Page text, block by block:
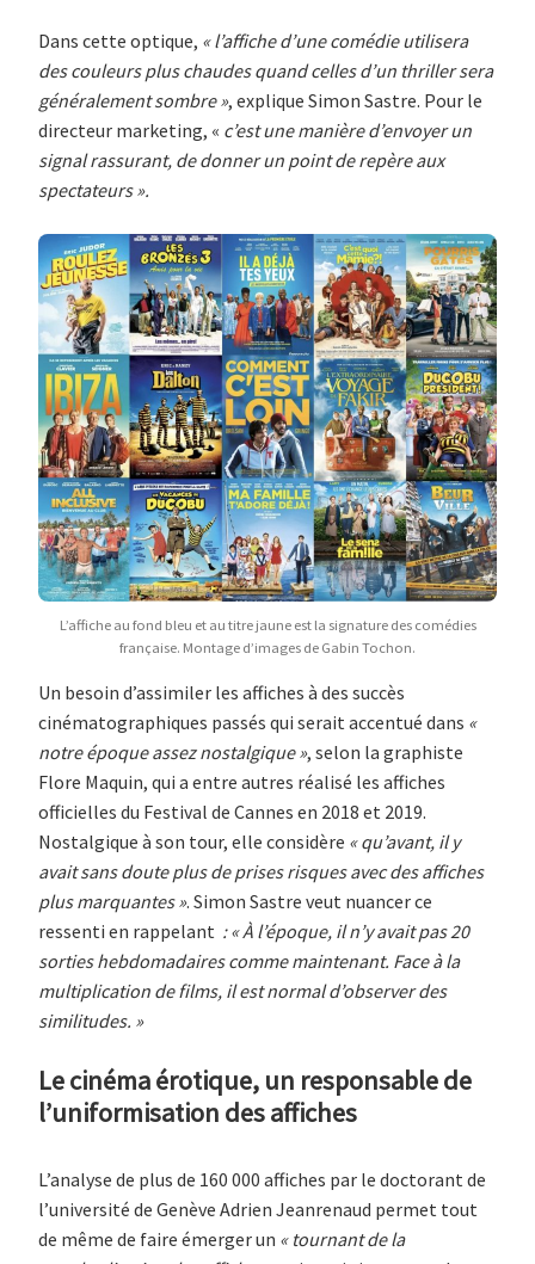
Dans cette optique, « l’affiche d’une comédie utilisera
des couleurs plus chaudes quand celles d’un thriller sera
généralement sombre », explique Simon Sastre. Pour le
directeur marketing, « c’est une manière d’envoyer un
signal rassurant, de donner un point de repère aux
spectateurs ».
L’affiche au fond bleu et au titre jaune est la signature des comédies
française. Montage d’images de Gabin Tochon.
Un besoin d’assimiler les affiches à des succès
cinématographiques passés qui serait accentué dans «
notre époque assez nostalgique », selon la graphiste
Flore Maquin, qui a entre autres réalisé les affiches
officielles du Festival de Cannes en 2018 et 2019.
Nostalgique à son tour, elle considère « qu’avant, il y
avait sans doute plus de prises risques avec des affiches
plus marquantes ». Simon Sastre veut nuancer ce
ressenti en rappelant : « À l’époque, il n’y avait pas 20
sorties hebdomadaires comme maintenant. Face à la
multiplication de films, il est normal d’observer des
similitudes. »
Le cinéma érotique, un responsable de
l’uniformisation des affiches
L’analyse de plus de 160 000 affiches par le doctorant de
l’université de Genève Adrien Jeanrenaud permet tout
de même de faire émerger un « tournant de la